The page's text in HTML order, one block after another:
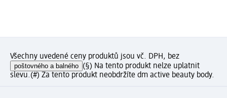
Všechny uvedené ceny produktů jsou vč. DPH, bez
poštovného a balného (§) Na tento produkt nelze uplatnit
slevu.(#) Za tento produkt neobdržíte dm active beauty body.